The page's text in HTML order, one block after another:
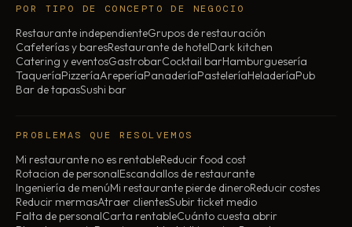
POR TIPO DE CONCEPTO DE NEGOCIO
Restaurante independienteGrupos de restauración
Cafeterías y baresRestaurante de hotelDark kitchen
Catering y eventosGastrobarCocktail barHamburguesería
TaqueríaPizzeríaAreperíaPanaderíaPasteleríaHeladeríaPub
Bar de tapasSushi bar
PROBLEMAS QUE RESOLVEMOS
Mi restaurante no es rentableReducir food cost
Rotacion de personalEscandallos de restaurante
Ingeniería de menúMi restaurante pierde dineroReducir costes
Reducir mermasAtraer clientesSubir ticket medio
Falta de personalCarta rentableCuánto cuesta abrir